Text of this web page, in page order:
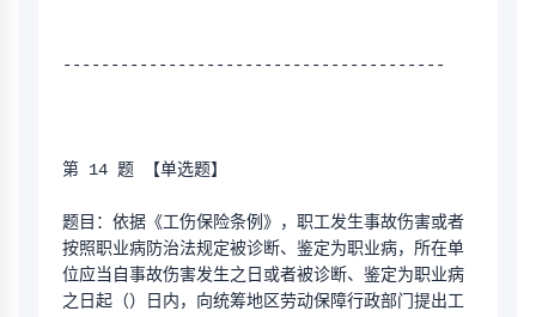
----------------------------------------
第 14 题 【单选题】
题目：依据《工伤保险条例》，职工发生事故伤害或者
按照职业病防治法规定被诊断、鉴定为职业病，所在单
位应当自事故伤害发生之日或者被诊断、鉴定为职业病
之日起（）日内，向统筹地区劳动保障行政部门提出工